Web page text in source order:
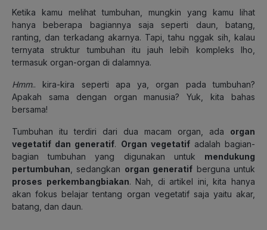
Ketika kamu melihat tumbuhan, mungkin yang kamu lihat
hanya beberapa bagiannya saja seperti daun, batang,
ranting, dan terkadang akarnya. Tapi, tahu nggak sih, kalau
ternyata struktur tumbuhan itu jauh lebih kompleks lho,
termasuk organ-organ di dalamnya.
Hmm.. kira-kira seperti apa ya, organ pada tumbuhan?
Apakah sama dengan organ manusia? Yuk, kita bahas
bersama!
Tumbuhan itu terdiri dari dua macam organ, ada organ
vegetatif dan generatif. Organ vegetatifadalah bagian-
bagian tumbuhan yang digunakan untuk mendukung
pertumbuhan , sedangkan organ generatif berguna untuk
proses perkembangbiakan. Nah, di artikel ini, kita hanya
akan fokus belajar tentang organ vegetatif saja yaitu akar,
batang, dan daun.